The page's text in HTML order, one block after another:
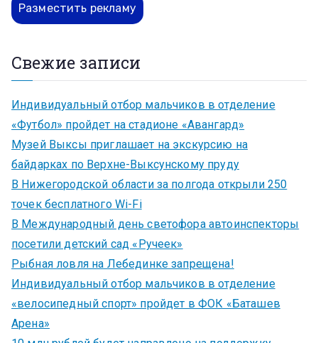
Разместить рекламу
Свежие записи
Индивидуальный отбор мальчиков в отделение
«Футбол» пройдет на стадионе «Авангард»
Музей Выксы приглашает на экскурсию на
байдарках по Верхне-Выксунскому пруду
В Нижегородской области за полгода открыли 250
точек бесплатного Wi-Fi
В Международный день светофора автоинспекторы
посетили детский сад «Ручеек»
Рыбная ловля на Лебединке запрещена!
Индивидуальный отбор мальчиков в отделение
«велосипедный спорт» пройдет в ФОК «Баташев
Арена»